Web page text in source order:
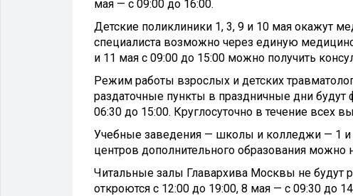
мая — с 09:00 до 16:00.
Детские поликлиники 1, 3, 9 и 10 мая окажут
специалиста возможно через единую
и 11 мая с 09:00 до 15:00 можно получить
Режим работы взрослых и детских
раздаточные пункты в праздничные дни
06:30 до 15:00. Круглосуточно в течение всех
Учебные заведения — школы и колледжи — 1 и
центров дополнительного образования можно
Читальные залы Главархива Москвы не будут
откроются с 12:00 до 19:00, 8 мая — с 09:30 до